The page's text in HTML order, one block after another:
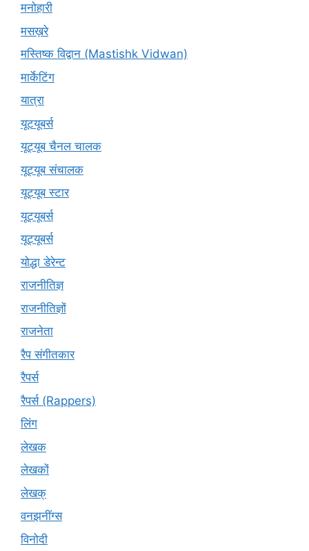
मनोहारी
मसख़रे
मस्तिष्क विद्वान (Mastishk Vidwan)
मार्केटिंग
यात्रा
यूटयूबर्स
यूट्यूब चैनल चालक
यूट्यूब संचालक
यूट्यूब स्टार
यूट्यूबर्स
यूट्‍यूबर्स
योद्धा डेरेन्ट
राजनीतिज्ञ
राजनीतिज्ञों
राजनेता
रैप संगीतकार
रैपर्स
रैपर्स (Rappers)
लिंग
लेखक
लेखकों
लेखक्
वनझनींग्स
विनोदी